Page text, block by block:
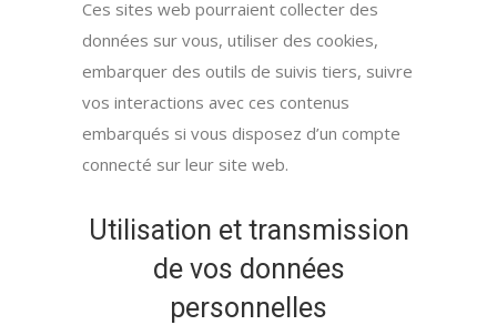
Ces sites web pourraient collecter des
données sur vous, utiliser des cookies,
embarquer des outils de suivis tiers, suivre
vos interactions avec ces contenus
embarqués si vous disposez d’un compte
connecté sur leur site web.
Utilisation et transmission
de vos données
personnelles